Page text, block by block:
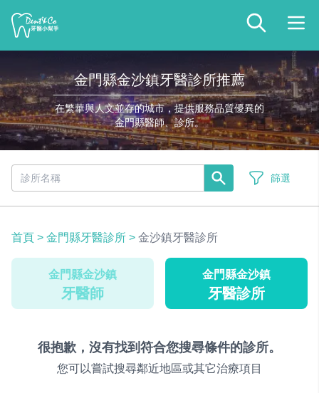
金門縣金沙鎮牙醫診所推薦
在繁華與人文並存的城市，提供服務品質優異的
金門縣醫師、診所。
篩選
首頁 > 金門縣牙醫診所 > 金沙鎮牙醫診所
金門縣金沙鎮
牙醫師
金門縣金沙鎮
牙醫診所
很抱歉，沒有找到符合您搜尋條件的診所。
您可以嘗試搜尋鄰近地區或其它治療項目